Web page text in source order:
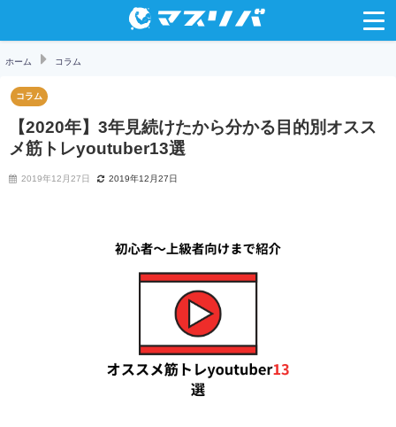
ホーム コラム
コラム
【2020年】3年見続けたから分かる目的別オスス
メ筋トレyoutuber13選
2019年12月27日 2019年12月27日